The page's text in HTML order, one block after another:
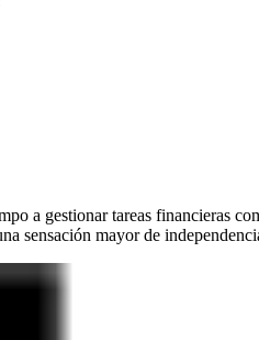
a gestionar tareas financieras
sensación mayor de